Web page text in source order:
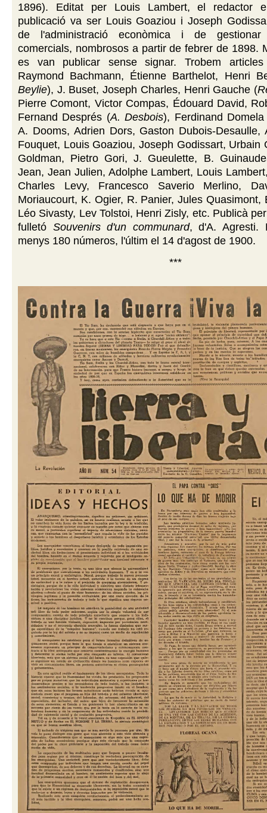
1896). Editat per Louis Lambert, el redactor
publicació va ser Louis Goaziou i Joseph
de l'administració econòmica i de
comercials, nombrosos a partir de febrer de 1898.
es van publicar sense signar. Trobem
Raymond Bachmann, Étienne Barthelot, Henri
Beylie), J. Buset, Joseph Charles, Henri Gauche (
Pierre Comont, Victor Compas, Édouard David,
Fernand Després (A. Desbois), Ferdinand
A. Dooms, Adrien Dors, Gaston Dubois-Desaulle,
Fouquet, Louis Goaziou, Joseph Godissart, Urbain
Goldman, Pietro Gori, J. Gueulette, B.
Jean, Jean Julien, Adolphe Lambert, Louis
Charles Levy, Francesco Saverio Merlino,
Moriaucourt, K. Ogier, R. Panier, Jules Quasimont,
Léo Sivasty, Lev Tolstoi, Henri Zisly, etc. Publicà
fulletó Souvenirs d'un communard, d'A. Agresti.
menys 180 números, l'últim el 14 d'agost de 1900.
***